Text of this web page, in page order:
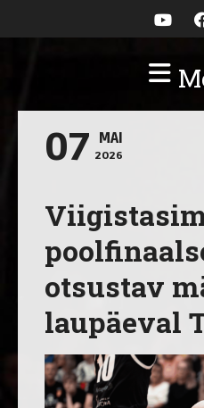
07 MAI
2026
otsustav
laupäeval